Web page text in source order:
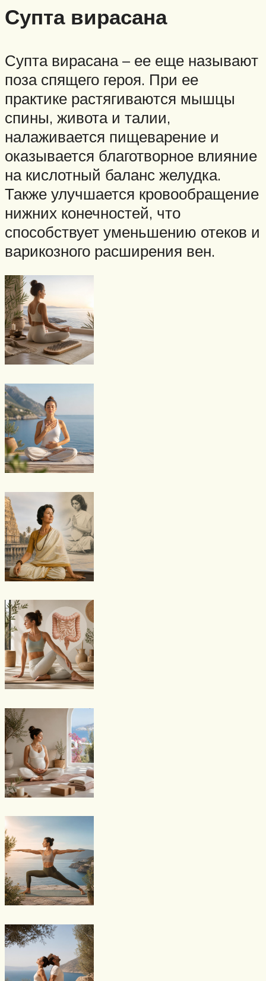
Супта вирасана
Супта вирасана – ее еще называют
поза спящего героя. При ее
практике растягиваются мышцы
спины, живота и талии,
налаживается пищеварение и
оказывается благотворное влияние
на кислотный баланс желудка.
Также улучшается кровообращение
нижних конечностей, что
способствует уменьшению отеков и
варикозного расширения вен.